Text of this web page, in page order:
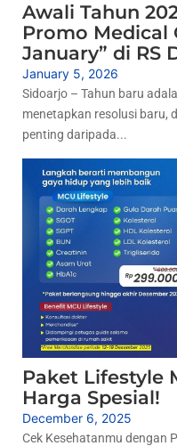
Awali Tahun
Promo Medical
January” di RS
January 5, 2026
Sidoarjo – Tahun baru
menetapkan resolusi baru,
penting daripada...
Paket Lifestyle
Harga Spesial!
December 6, 2025
Cek Kesehatanmu dengan